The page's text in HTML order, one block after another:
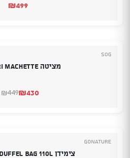
₪499
SOG
מציטה SOGFARI MACHETTE
₪449
המחיר₪430
המחיר
GoNature
צימידן Go Nature Duffel Bag 110L